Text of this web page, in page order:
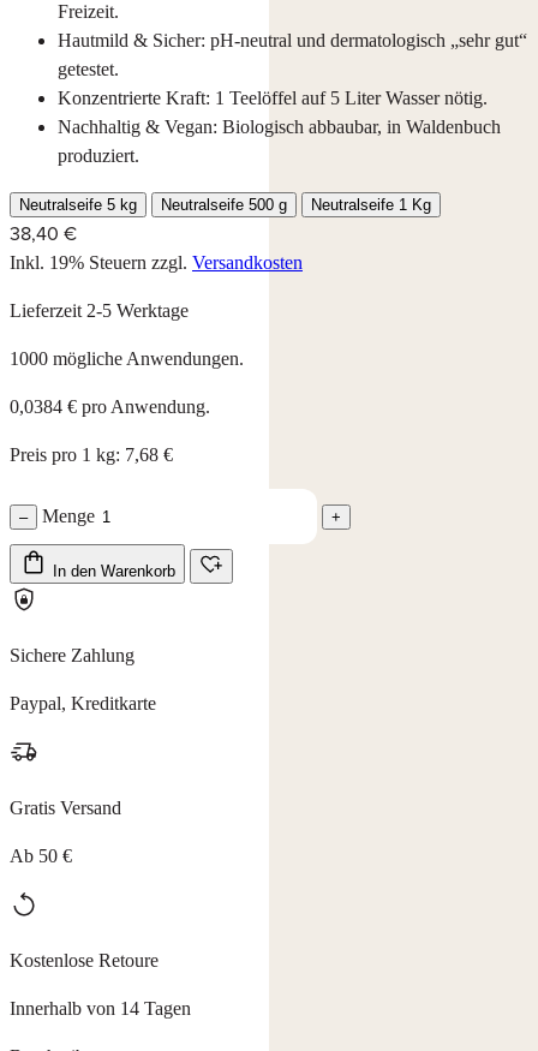
Freizeit.
Hautmild & Sicher: pH-neutral und dermatologisch „sehr gut“
getestet.
Konzentrierte Kraft: 1 Teelöffel auf 5 Liter Wasser nötig.
Nachhaltig & Vegan: Biologisch abbaubar, in Waldenbuch
produziert.
Neutralseife 5 kg Neutralseife 500 g Neutralseife 1 Kg
38,40 €
Inkl. 19% Steuern zzgl. Versandkosten
Lieferzeit 2-5 Werktage
1000 mögliche Anwendungen.
0,0384 € pro Anwendung.
Preis pro 1 kg: 7,68 €
– Menge +
In den Warenkorb
Sichere Zahlung
Paypal, Kreditkarte
Gratis Versand
Ab 50 €
Kostenlose Retoure
Innerhalb von 14 Tagen